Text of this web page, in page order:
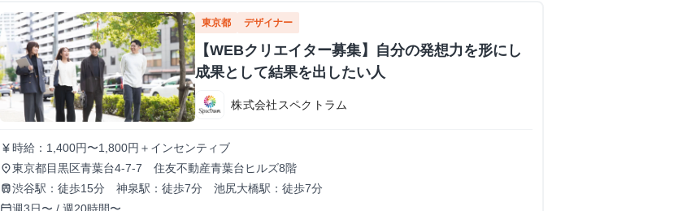
東京都 デザイナー
【WEBクリエイター募集】自分の発想力を形にし
成果として結果を出したい人
株式会社スペクトラム
currency_yen時給：1,400円〜1,800円＋インセンティブ
place東京都目黒区青葉台4-7-7 住友不動産青葉台ヒルズ8階
train渋谷駅：徒歩15分 神泉駅：徒歩7分 池尻大橋駅：徒歩7分
calendar_today